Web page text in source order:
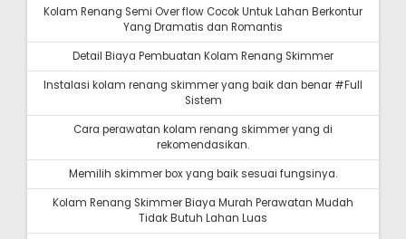
Kolam Renang Semi Over flow Cocok Untuk Lahan Berkontur
Yang Dramatis dan Romantis
Detail Biaya Pembuatan Kolam Renang Skimmer
Instalasi kolam renang skimmer yang baik dan benar #Full
Sistem
Cara perawatan kolam renang skimmer yang di
rekomendasikan.
Memilih skimmer box yang baik sesuai fungsinya.
Kolam Renang Skimmer Biaya Murah Perawatan Mudah
Tidak Butuh Lahan Luas